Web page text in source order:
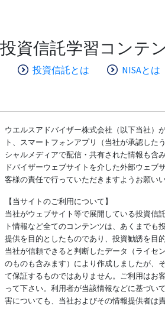
投資信託学習コンテ
投資信託とは NISAとは
ウエルスアドバイザー株式会社（以下当社）
ト、スマートフォンアプリ（当社が承認した
シャルメディアで配信・共有された情報も含
ドバイザーウェブサイトを介した外部ウェブ
客様の責任で行っていただきますようお願いい
【当サイトのご利用について】
当社がウェブサイト等で展開している投資信
ト情報など全てのコンテンツは、あくまでも
提供を目的としたものであり、投資勧誘を目
当社が信頼できると判断したデータ（ライセ
のものも含みます）により作成しましたが、
て保証するものではありません。ご利用はお
って下さい。利用者が当該情報などに基づい
害についても、当社およびその情報提供者は